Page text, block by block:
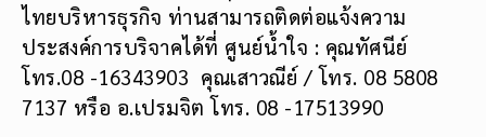
ไทยบริหารธุรกิจ ท่านสามารถติดต่อแจ้งความ
ประสงค์การบริจาคได้ที่ ศูนย์น้ำใจ : คุณทัศนีย์
โทร.08 -16343903 คุณเสาวณีย์ / โทร. 08 5808
7137 หรือ อ.เปรมจิต โทร. 08 -17513990